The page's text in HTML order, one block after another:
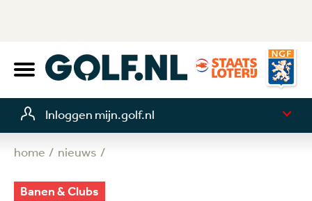
Inloggen mijn.golf.nl
home nieuws
Banen & Clubs